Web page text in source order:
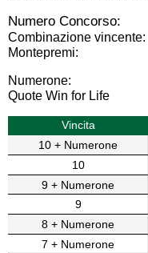
Numero Concorso:
Combinazione vincente:
Montepremi:
Numerone:
Quote Win for Life
Vincita
10 + Numerone
10
9 + Numerone
9
8 + Numerone
7 + Numerone